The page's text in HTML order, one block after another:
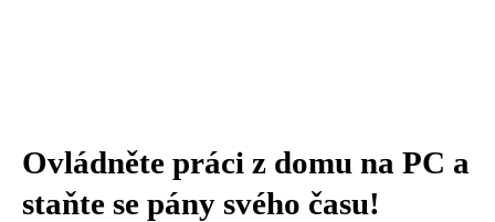
Ovládněte práci z domu na PC a
staňte se pány svého času!